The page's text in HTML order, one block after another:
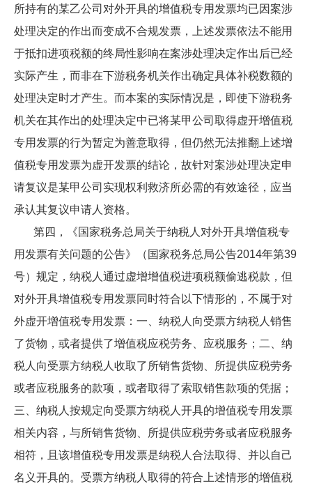
所持有的某乙公司对外开具的增值税专用发票均已因案涉
处理决定的作出而变成不合规发票，上述发票依法不能用
于抵扣进项税额的终局性影响在案涉处理决定作出后已经
实际产生，而非在下游税务机关作出确定具体补税数额的
处理决定时才产生。而本案的实际情况是，即使下游税务
机关在其作出的处理决定中已将某甲公司取得虚开增值税
专用发票的行为暂定为善意取得，但仍然无法推翻上述增
值税专用发票为虚开发票的结论，故针对案涉处理决定申
请复议是某甲公司实现权利救济所必需的有效途径，应当
承认其复议申请人资格。
第四，《国家税务总局关于纳税人对外开具增值税专
用发票有关问题的公告》（国家税务总局公告2014年第39
号）规定，纳税人通过虚增增值税进项税额偷逃税款，但
对外开具增值税专用发票同时符合以下情形的，不属于对
外虚开增值税专用发票：一、纳税人向受票方纳税人销售
了货物，或者提供了增值税应税劳务、应税服务；二、纳
税人向受票方纳税人收取了所销售货物、所提供应税劳务
或者应税服务的款项，或者取得了索取销售款项的凭据；
三、纳税人按规定向受票方纳税人开具的增值税专用发票
相关内容，与所销售货物、所提供应税劳务或者应税服务
相符，且该增值税专用发票是纳税人合法取得、并以自己
名义开具的。受票方纳税人取得的符合上述情形的增值税